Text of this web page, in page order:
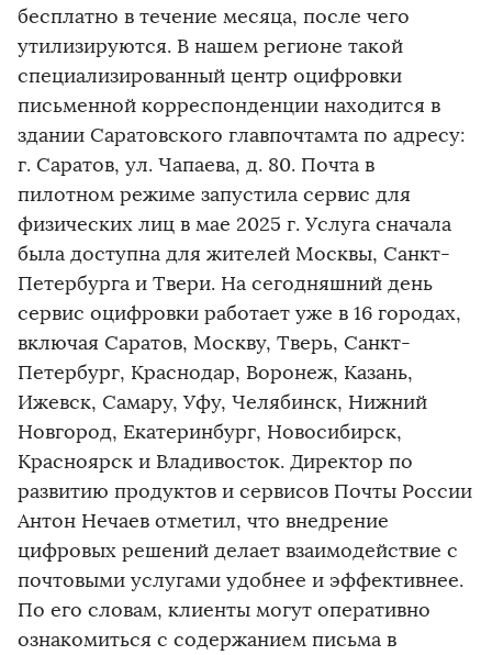
бесплатно в течение месяца, после чего
утилизируются. В нашем регионе такой
специализированный центр оцифровки
письменной корреспонденции находится в
здании Саратовского главпочтамта по адресу:
г. Саратов, ул. Чапаева, д. 80. Почта в
пилотном режиме запустила сервис для
физических лиц в мае 2025 г. Услуга сначала
была доступна для жителей Москвы, Санкт-
Петербурга и Твери. На сегодняшний день
сервис оцифровки работает уже в 16 городах,
включая Саратов, Москву, Тверь, Санкт-
Петербург, Краснодар, Воронеж, Казань,
Ижевск, Самару, Уфу, Челябинск, Нижний
Новгород, Екатеринбург, Новосибирск,
Красноярск и Владивосток. Директор по
развитию продуктов и сервисов Почты России
Антон Нечаев отметил, что внедрение
цифровых решений делает взаимодействие с
почтовыми услугами удобнее и эффективнее.
По его словам, клиенты могут оперативно
ознакомиться с содержанием письма в